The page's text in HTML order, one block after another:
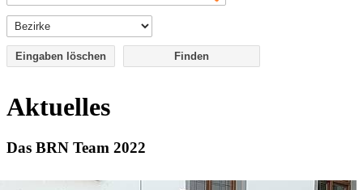
Eingaben löschen
Aktuelles
Das BRN Team 2022